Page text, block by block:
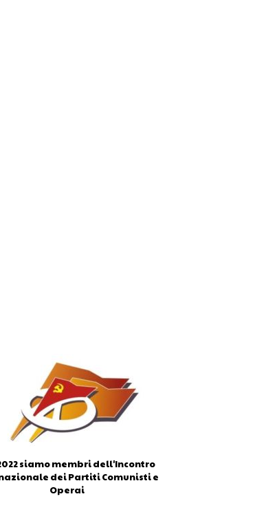
siamo membri dell'Incontro
dei Partiti Comunisti e
Operai